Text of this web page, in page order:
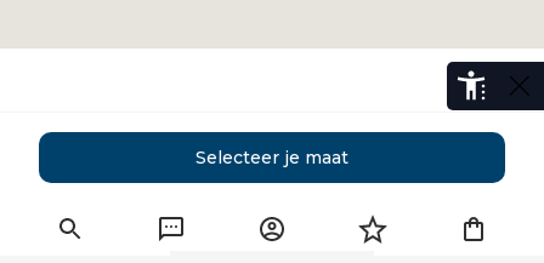
Selecteer je maat